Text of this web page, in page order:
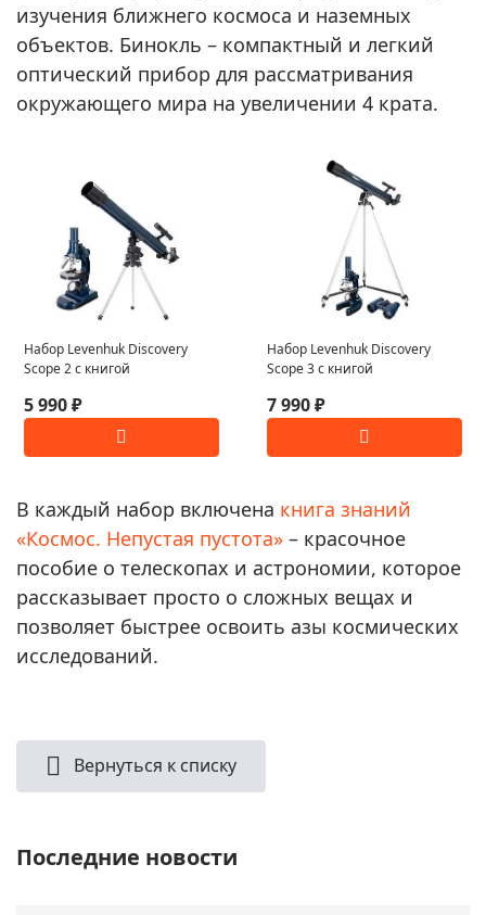
изучения ближнего космоса и наземных
объектов. Бинокль – компактный и легкий
оптический прибор для рассматривания
окружающего мира на увеличении 4 крата.
Набор Levenhuk Discovery
Scope 2 с книгой
5 990 ₽
Набор Levenhuk Discovery
Scope 3 с книгой
7 990 ₽
В каждый набор включена книга знаний
«Космос. Непустая пустота» – красочное
пособие о телескопах и астрономии, которое
рассказывает просто о сложных вещах и
позволяет быстрее освоить азы космических
исследований.
Вернуться к списку
Последние новости